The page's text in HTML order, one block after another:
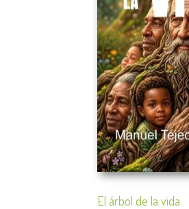
El árbol de la vida